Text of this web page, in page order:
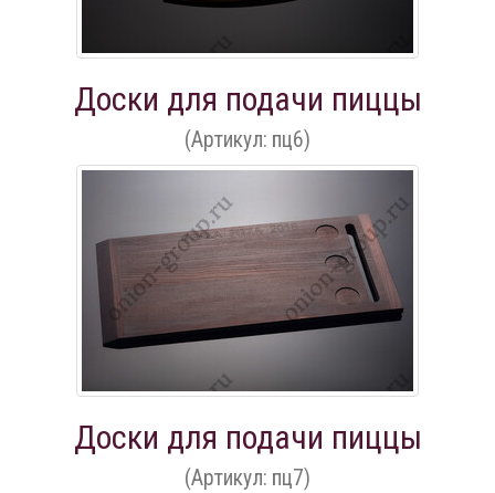
Доски для подачи пиццы
(Артикул: пц6)
Доски для подачи пиццы
(Артикул: пц7)